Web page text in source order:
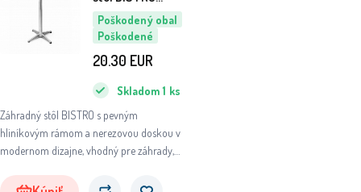
Poškodený obal
Poškodené
6DAZ395 - II.
AKOSŤ
Záhradný stôl BISTRO s pevným
hliníkovým rámom a nerezovou doskou v
modernom dizajne, vhodný pre záhrady,
Skladom 1 ks
20.30 EUR